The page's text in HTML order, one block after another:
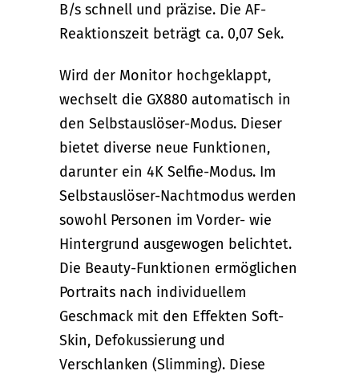
B/s schnell und präzise. Die AF-
Reaktionszeit beträgt ca. 0,07 Sek.
Wird der Monitor hochgeklappt,
wechselt die GX880 automatisch in
den Selbstauslöser-Modus. Dieser
bietet diverse neue Funktionen,
darunter ein 4K Selfie-Modus. Im
Selbstauslöser-Nachtmodus werden
sowohl Personen im Vorder- wie
Hintergrund ausgewogen belichtet.
Die Beauty-Funktionen ermöglichen
Portraits nach individuellem
Geschmack mit den Effekten Soft-
Skin, Defokussierung und
Verschlanken (Slimming). Diese